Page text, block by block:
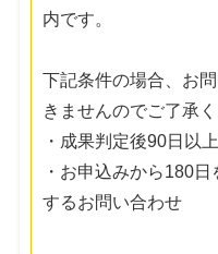
内です。
下記条件の場合、お
きませんのでご了承く
・成果判定後90日以
・お申込みから180
するお問い合わせ